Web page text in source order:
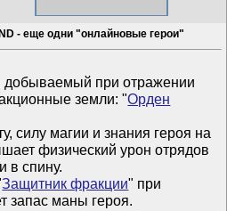
- еще одни "онлайновые герои"
при отражении
земли: "Орден
силу магии и знания героя на
физический урон отрядов
в спину.
Защитник фракции" при
запас маны героя.